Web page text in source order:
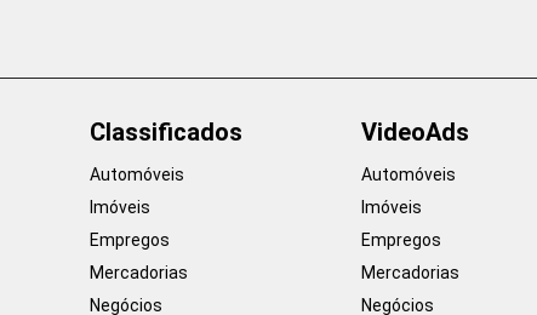
Classificados
Automóveis
Imóveis
Empregos
Mercadorias
Negócios
VideoAds
Automóveis
Imóveis
Empregos
Mercadorias
Negócios